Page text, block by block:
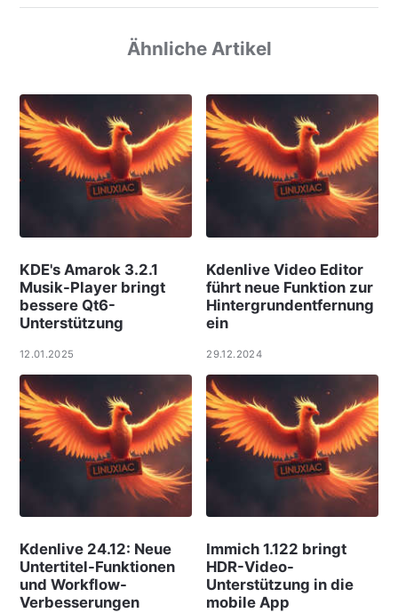
Ähnliche Artikel
KDE's Amarok 3.2.1
Musik-Player bringt
bessere Qt6-
Unterstützung
12.01.2025
Kdenlive Video Editor
führt neue Funktion zur
Hintergrundentfernung
ein
29.12.2024
Kdenlive 24.12: Neue
Untertitel-Funktionen
und Workflow-
Verbesserungen
Immich 1.122 bringt
HDR-Video-
Unterstützung in die
mobile App